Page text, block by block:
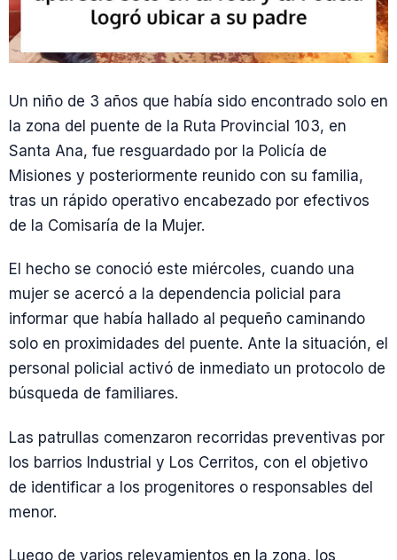
Un niño de 3 años que había sido encontrado solo en
la zona del puente de la Ruta Provincial 103, en
Santa Ana, fue resguardado por la Policía de
Misiones y posteriormente reunido con su familia,
tras un rápido operativo encabezado por efectivos
de la Comisaría de la Mujer.
El hecho se conoció este miércoles, cuando una
mujer se acercó a la dependencia policial para
informar que había hallado al pequeño caminando
solo en proximidades del puente. Ante la situación, el
personal policial activó de inmediato un protocolo de
búsqueda de familiares.
Las patrullas comenzaron recorridas preventivas por
los barrios Industrial y Los Cerritos, con el objetivo
de identificar a los progenitores o responsables del
menor.
Luego de varios relevamientos en la zona, los